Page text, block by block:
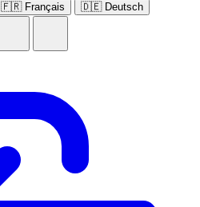
🇫🇷 Français
🇩🇪 Deutsch